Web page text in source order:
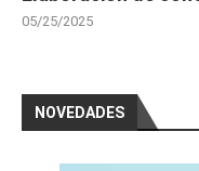
05/25/2025
NOVEDADES